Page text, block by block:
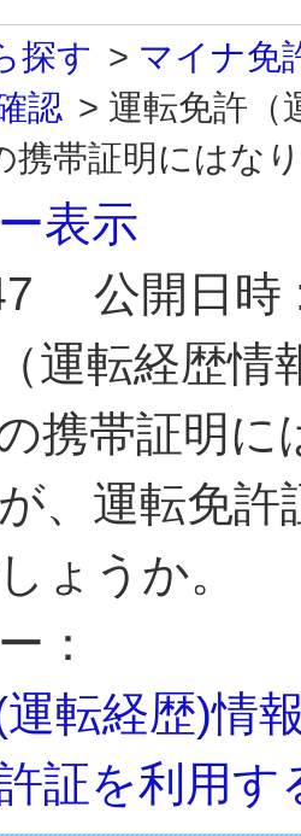
探す > マイナ免
認 > 運転免許（
携帯証明にはな
表示
公開日時
運転経歴情
携帯証明
、運転免
ょうか。
：
転経歴)情
証を利用す